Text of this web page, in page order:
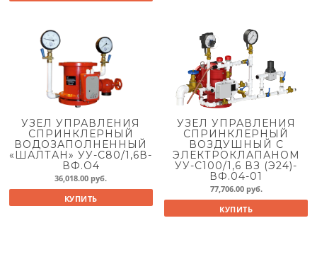
УЗЕЛ УПРАВЛЕНИЯ
СПРИНКЛЕРНЫЙ
ВОДОЗАПОЛНЕННЫЙ
«ШАЛТАН» УУ-С80/1,6В-
ВФ.О4
36,018.00 руб.
КУПИТЬ
УЗЕЛ УПРАВЛЕНИЯ
СПРИНКЛЕРНЫЙ
ВОЗДУШНЫЙ С
ЭЛЕКТРОКЛАПАНОМ
УУ-С100/1,6 ВЗ (Э24)-
ВФ.04-01
77,706.00 руб.
КУПИТЬ